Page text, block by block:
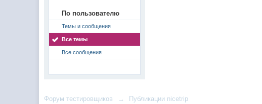
По пользователю
Темы и сообщения
Все темы
Все сообщения
Форум тестировщиков → Публикации nicetrip